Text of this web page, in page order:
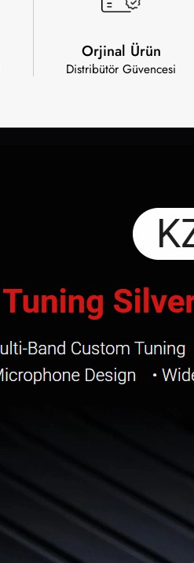
Orjinal Ürün
Distribütör Güvencesi